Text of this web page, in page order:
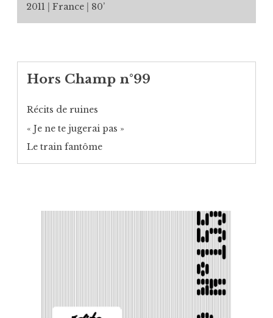
2011 France 80’
Hors Champ n°99
Récits de ruines
« Je ne te jugerai pas »
Le train fantôme